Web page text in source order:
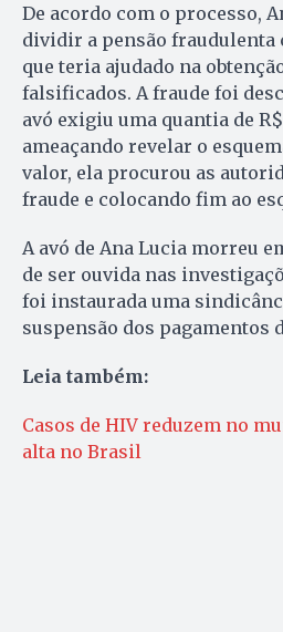
De acordo com o processo,
dividir a pensão fraudulenta
que teria ajudado na
falsificados. A fraude foi
avó exigiu uma quantia de
ameaçando revelar o
valor, ela procurou as
fraude e colocando fim ao
A avó de Ana Lucia morreu
de ser ouvida nas
foi instaurada uma
suspensão dos pagamentos
Leia também:
Casos de HIV reduzem no
alta no Brasil